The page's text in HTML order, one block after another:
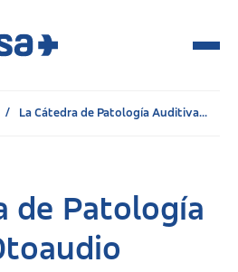
La Cátedra de Patología Auditiva...
de Patología